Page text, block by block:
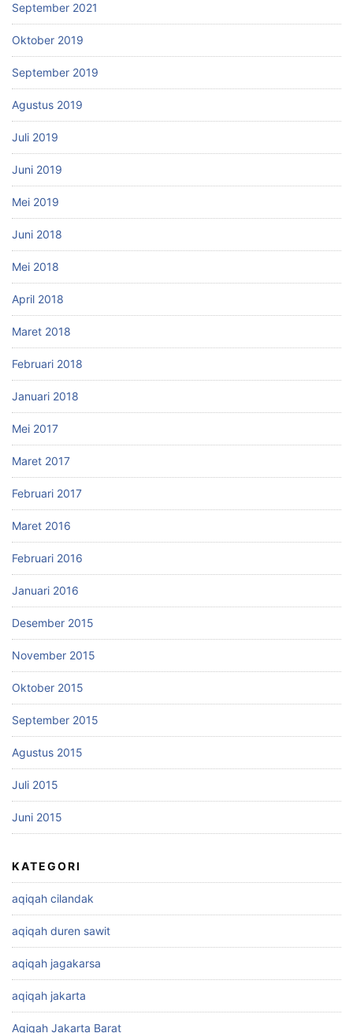
September 2021
Oktober 2019
September 2019
Agustus 2019
Juli 2019
Juni 2019
Mei 2019
Juni 2018
Mei 2018
April 2018
Maret 2018
Februari 2018
Januari 2018
Mei 2017
Maret 2017
Februari 2017
Maret 2016
Februari 2016
Januari 2016
Desember 2015
November 2015
Oktober 2015
September 2015
Agustus 2015
Juli 2015
Juni 2015
KATEGORI
aqiqah cilandak
aqiqah duren sawit
aqiqah jagakarsa
aqiqah jakarta
Aqiqah Jakarta Barat